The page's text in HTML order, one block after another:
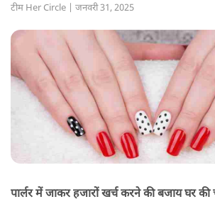
टीम Her Circle | जनवरी 31, 2025
पार्लर में जाकर हजारों खर्च करने की बजाय घर